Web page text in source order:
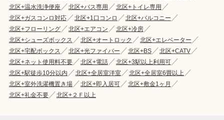
北区+温水洗浄便座
北区+バス専用
北区+トイレ専用
北区+ガスコンロ対応
北区+1口コンロ
北区+バルコニー
北区+フローリング
北区+エアコン
北区+冷房
北区+シューズボックス
北区+オートロック
北区+エレベーター
北区+宅配ボックス
北区+光ファイバー 北区+BS
北区+CATV
北区+ネット使用料不要
北区+電話
北区+3駅以上利用可
北区+駅徒歩10分以内
北区+全居室洋室
北区+全居室6畳以上
北区+室外洗濯機置き場
北区+即入居可
北区+敷金1ヶ月
北区+礼金不要
北区+２Ｆ以上